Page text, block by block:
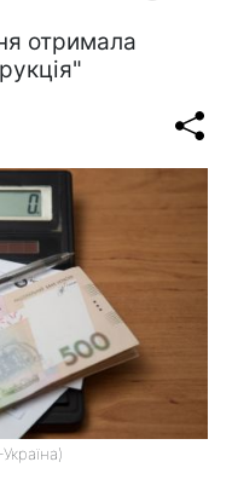
отримала